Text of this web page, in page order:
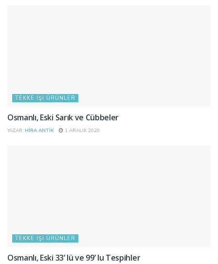
TEKKE İŞI ÜRÜNLER
Osmanlı, Eski Sarık ve Cübbeler
YAZAR: HIRA ANTIK 1 ARALIK 2020
TEKKE İŞI ÜRÜNLER
Osmanlı, Eski 33’ lü ve 99’ lu Tespihler